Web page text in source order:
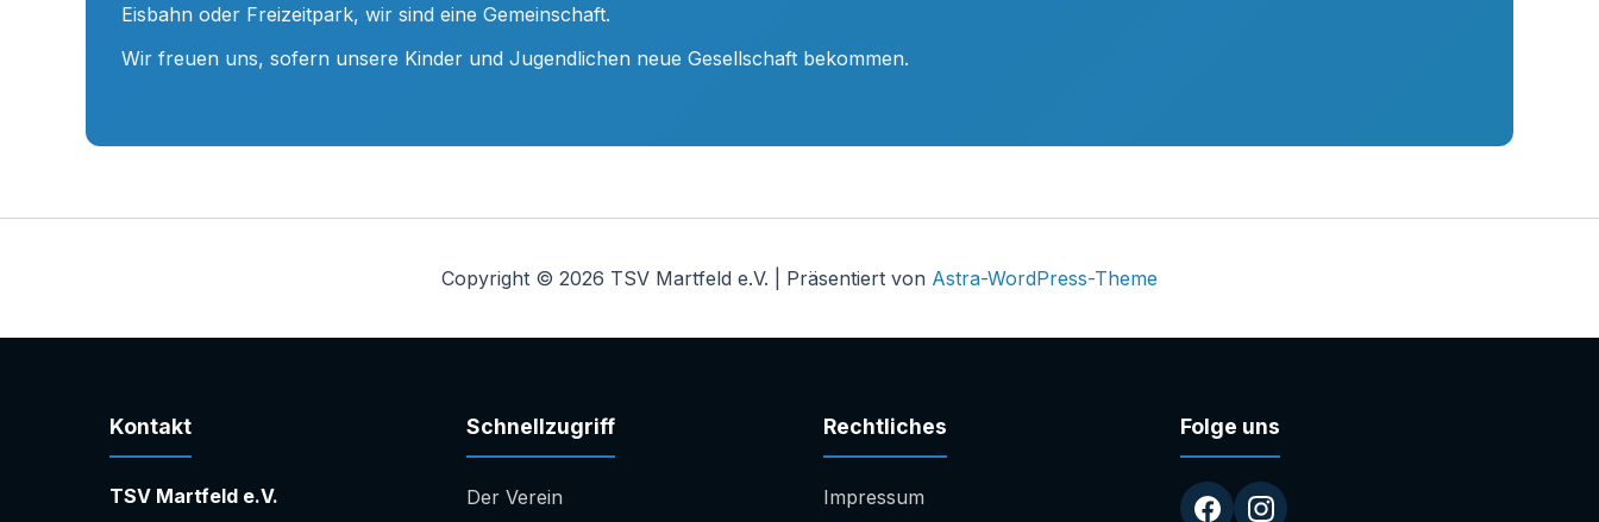
Eisbahn oder Freizeitpark, wir sind eine Gemeinschaft.
Wir freuen uns, sofern unsere Kinder und Jugendlichen neue Gesellschaft bekommen.
Copyright © 2026 TSV Martfeld e.V. | Präsentiert von Astra-WordPress-Theme
Kontakt
TSV Martfeld e.V.
Schnellzugriff
Der Verein
Rechtliches
Impressum
Folge uns